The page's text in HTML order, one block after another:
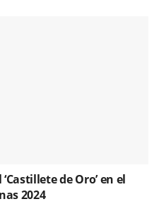
de Oro’ en el
2024